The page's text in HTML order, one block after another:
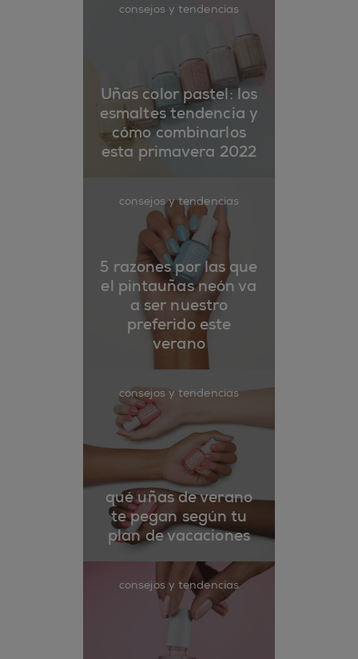
consejos y tendencias
Uñas color pastel: los
esmaltes tendencia y
cómo combinarlos
esta primavera 2022
consejos y tendencias
5 razones por las que
el pintauñas neón va
a ser nuestro
preferido este
verano
consejos y tendencias
qué uñas de verano
te pegan según tu
plan de vacaciones
consejos y tendencias